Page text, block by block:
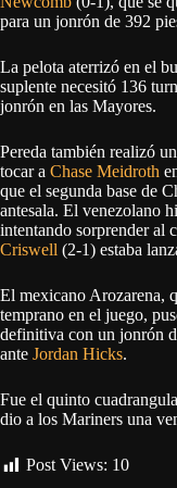
para un jonrón de 392
La pelota aterrizó en el
suplente necesitó 136
jonrón en las Mayores.
Pereda también realizó
tocar a Chase Meidroth
que el segunda base de
antesala. El venezolano
intentando sorprender al
Criswell (2-1) estaba
El mexicano Arozarena,
temprano en el juego,
definitiva con un jonrón
ante Jordan Hicks.
Fue el quinto
dio a los Mariners una
Post Views: 10